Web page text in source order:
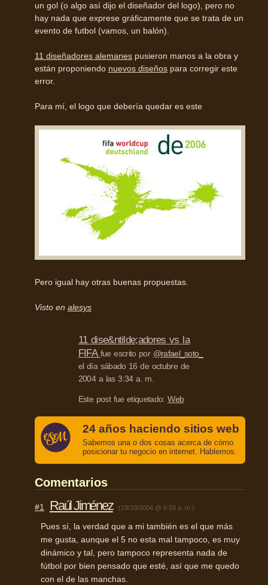
un gol (o algo así dijo el diseñador del logo), pero no
hay nada que exprese gráficamente que se trata de un
evento de futbol (vamos, un balón).
11 diseñadores alemanes pusieron manos a la obra y
están proponiendo nuevos diseños para corregir este
error.
Para mí, el logo que debería quedar es este
Pero igual hay otras buenas propuestas.
Visto en alesys
11 dise&ntilde;adores vs la
FIFA fue escrito por @rafael_soto_
el día sábado 16 de octubre de
2004 a las 3:34 a. m.
Este post fue etiquetado:Web
24 años haciendo sitios web
Sabemos una o dos cosas acerca de cómo
posicionar tu negocio en internet. Hablemos.
Comentarios
#1 Raúl Jiménez (19/10/2004 @ 6:50 a. m.)
Pues sí, la verdad que a mi también es el que más
me gusta, aunque el 5 no esta mal tampoco, es muy
dinámico y tal, pero tampoco representa nada de
fútbol por bien pensado que esté, así que me quedo
con el de las manchas.